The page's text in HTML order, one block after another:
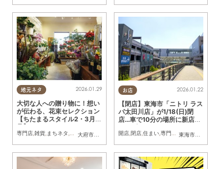
地元ネタ
大府市
,知多市 美浜町
2026.01.29
大切な人への贈り物に！想い
が伝わる、花束セレクション
【ちたまるスタイル2・3月
号】
専門店 雑貨 まちネタ ちたまるスタイル掲載店
お店
東海市
,知多市
2026.01.22
【閉店】東海市「ニトリ ラス
パ太田川店」が1/18(日)閉
店…車で10分の場所に新店舗
開店,閉店,住まい,専門店 雑貨